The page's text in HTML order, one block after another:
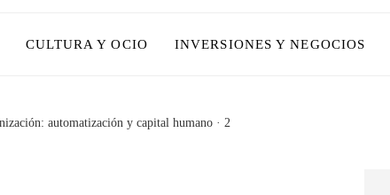
CULTURA Y OCIO INVERSIONES Y NEGOCIOS
automatización y capital humano · 2